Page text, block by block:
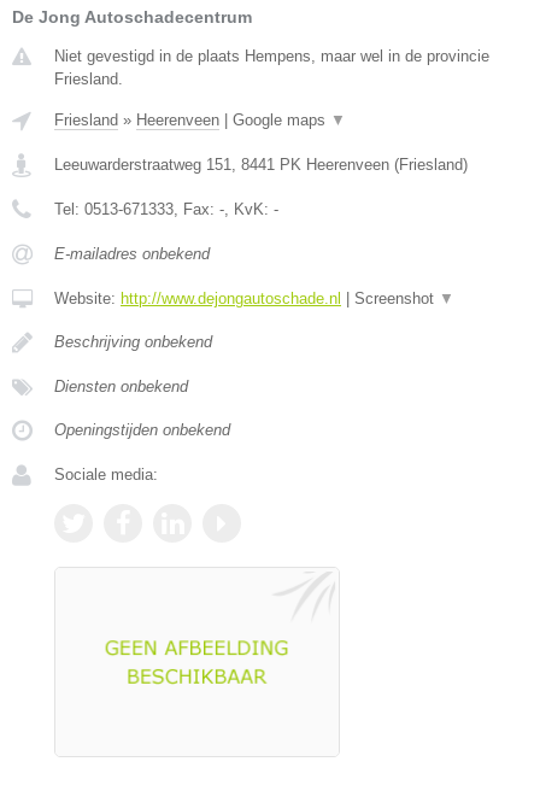
De Jong Autoschadecentrum
Niet gevestigd in de plaats Hempens, maar wel in de provincie
Friesland.
Friesland » Heerenveen | Google maps ▼
Leeuwarderstraatweg 151 8441 PK Heerenveen (Friesland)
Tel: 0513-671333 , Fax: - , KvK: -
E-mailadres onbekend
Website: http://www.dejongautoschade.nl | Screenshot ▼
Beschrijving onbekend
Diensten onbekend
Openingstijden onbekend
Sociale media: